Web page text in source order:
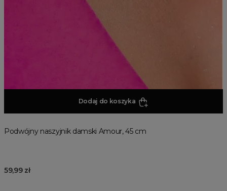
Dodaj do koszyka
Podwójny naszyjnik damski Amour, 45 cm
59,99 zł